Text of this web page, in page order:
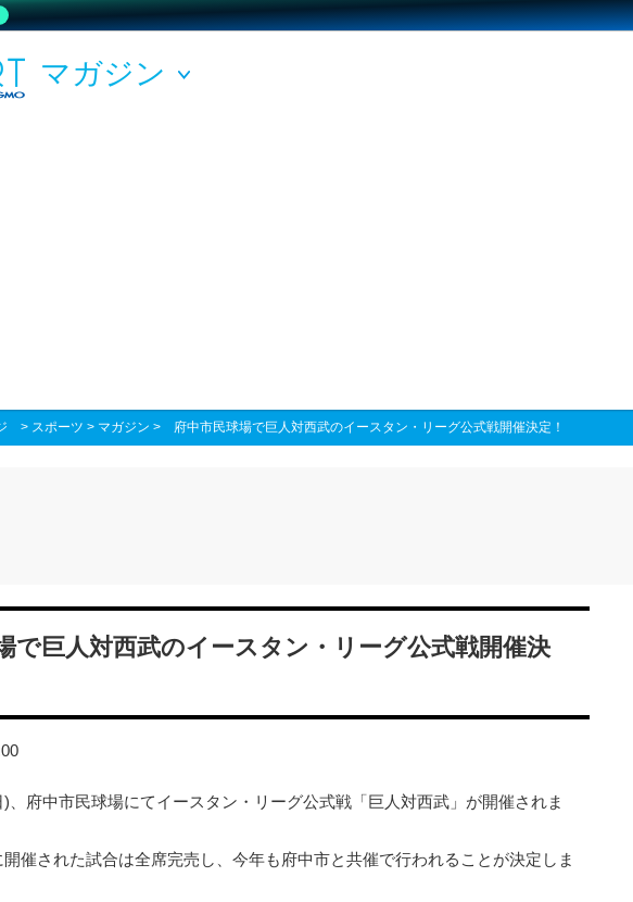
マガジン
> スポーツ > マガジン > 府中市民球場で巨人対西武のイースタン・リーグ公式戦開催決定！
で巨人対西武のイースタン・リーグ公式戦開催決
)、府中市民球場にてイースタン・リーグ公式戦「巨人対西武」が開催されま
催された試合は全席完売し、今年も府中市と共催で行われることが決定しま